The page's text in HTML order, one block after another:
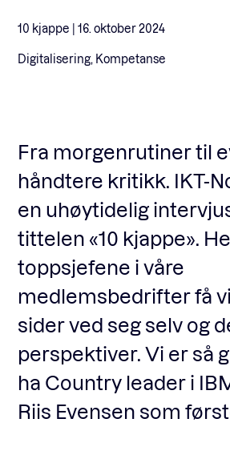
Ansatte
Arrangementer
Standardavtaler
Nyheter og meninger
Rapporter
10 kjappe | 16. oktober 2024
Digitalisering, Kompetanse
Fra morgenrutiner til
håndtere kritikk. IKT-
en uhøytidelig
tittelen «10 kjappe».
toppsjefene i våre
medlemsbedrifter få
sider ved seg selv og
perspektiver. Vi er så
ha Country leader i
Riis Evensen som